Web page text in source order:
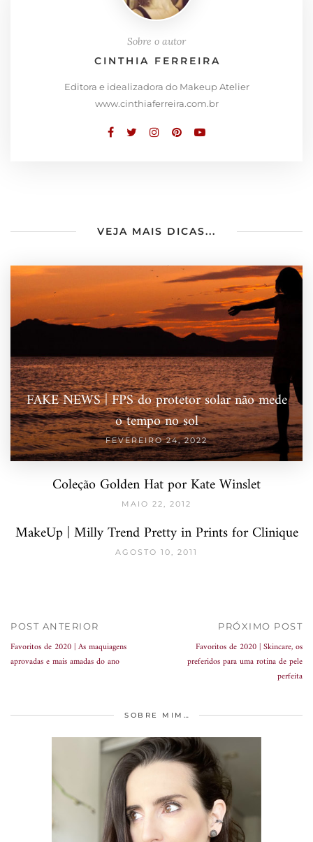
Sobre o autor
CINTHIA FERREIRA
Editora e idealizadora do Makeup Atelier
www.cinthiaferreira.com.br
VEJA MAIS DICAS...
FAKE NEWS | FPS do protetor solar não mede
o tempo no sol
FEVEREIRO 24, 2022
Coleção Golden Hat por Kate Winslet
MAIO 22, 2012
MakeUp | Milly Trend Pretty in Prints for Clinique
AGOSTO 10, 2011
POST ANTERIOR
Favoritos de 2020 | As maquiagens
aprovadas e mais amadas do ano
PRÓXIMO POST
Favoritos de 2020 | Skincare, os
preferidos para uma rotina de pele
perfeita
SOBRE MIM…